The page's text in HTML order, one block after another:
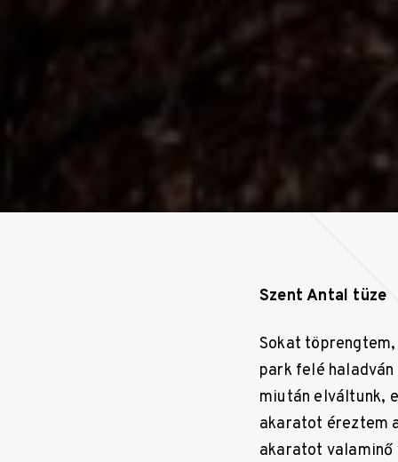
Szent Antal tüze
Sokat
park felé
miután elváltunk,
akaratot éreztem
akaratot valaminő